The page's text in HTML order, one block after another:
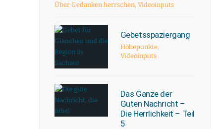
Über Gedanken herrschen, Videoinputs
Gebetsspaziergang
Höhepunkte,
Videoinputs
Das Ganze der
Guten Nachricht –
Die Herrlichkeit – Teil
5